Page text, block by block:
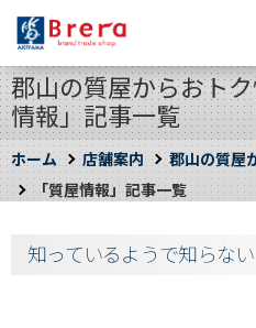
郡山の質屋からおト
情報」記事一覧
ホーム 店舗案内
郡山の質屋
「質屋情報」記事一覧
知っているようで知らな